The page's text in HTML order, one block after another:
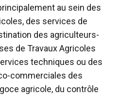
au sein des
des services de
des agriculteurs-
de Travaux Agricoles
techniques ou des
commerciales des
agricole, du contrôle